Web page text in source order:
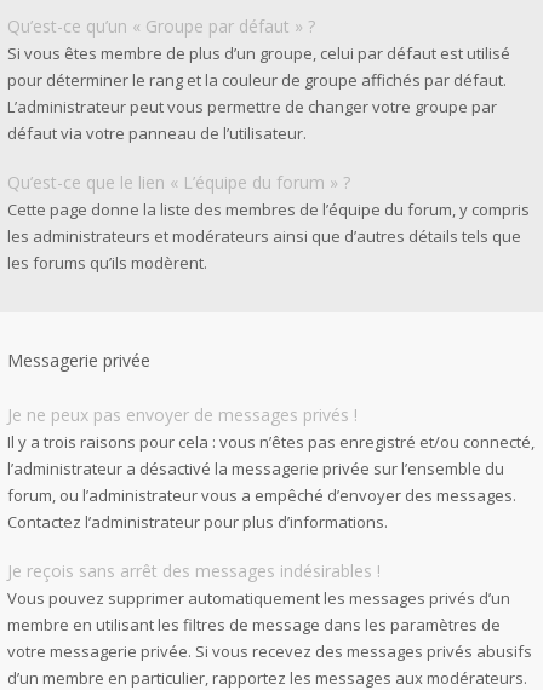
Qu’est-ce qu’un « Groupe par défaut » ?
Si vous êtes membre de plus d’un groupe, celui par défaut est utilisé
pour déterminer le rang et la couleur de groupe affichés par défaut.
L’administrateur peut vous permettre de changer votre groupe par
défaut via votre panneau de l’utilisateur.
Qu’est-ce que le lien « L’équipe du forum » ?
Cette page donne la liste des membres de l’équipe du forum, y compris
les administrateurs et modérateurs ainsi que d’autres détails tels que
les forums qu’ils modèrent.
Messagerie privée
Je ne peux pas envoyer de messages privés !
Il y a trois raisons pour cela : vous n’êtes pas enregistré et/ou connecté,
l’administrateur a désactivé la messagerie privée sur l’ensemble du
forum, ou l’administrateur vous a empêché d’envoyer des messages.
Contactez l’administrateur pour plus d’informations.
Je reçois sans arrêt des messages indésirables !
Vous pouvez supprimer automatiquement les messages privés d’un
membre en utilisant les filtres de message dans les paramètres de
votre messagerie privée. Si vous recevez des messages privés abusifs
d’un membre en particulier, rapportez les messages aux modérateurs.